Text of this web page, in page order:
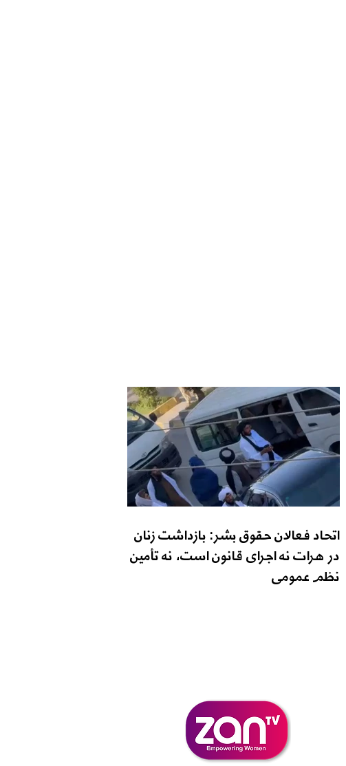
اتحاد فعالان حقوق بشر: بازداشت زنان
در هرات نه اجرای قانون است، نه تأمین
نظم عمومی